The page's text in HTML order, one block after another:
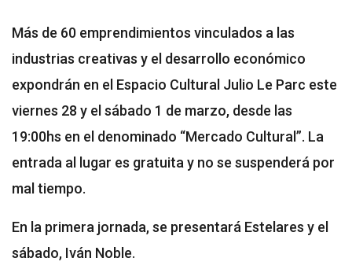
Más de 60 emprendimientos vinculados a las
industrias creativas y el desarrollo económico
expondrán en el Espacio Cultural Julio Le Parc este
viernes 28 y el sábado 1 de marzo, desde las
19:00hs en el denominado “Mercado Cultural”. La
entrada al lugar es gratuita y no se suspenderá por
mal tiempo.
En la primera jornada, se presentará Estelares y el
sábado, Iván Noble.